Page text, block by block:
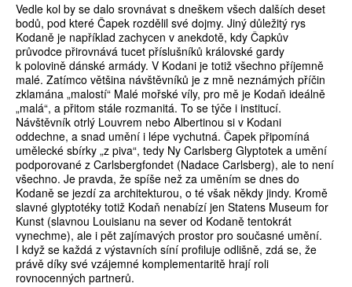
Vedle kol by se dalo srovnávat s dneškem všech dalších deset
bodů, pod které Čapek rozdělil své dojmy. Jiný důležitý rys
Kodaně je například zachycen v anekdotě, kdy Čapkův
průvodce přirovnává tucet příslušníků královské gardy
k polovině dánské armády. V Kodani je totiž všechno příjemně
malé. Zatímco většina návštěvníků je z mně neznámých příčin
zklamána „malostí“ Malé mořské víly, pro mě je Kodaň ideálně
„malá“, a přitom stále rozmanitá. To se týče i institucí.
Návštěvník otrlý Louvrem nebo Albertinou si v Kodani
oddechne, a snad umění i lépe vychutná. Čapek připomíná
umělecké sbírky „z piva“, tedy Ny Carlsberg Glyptotek a umění
podporované z Carlsbergfondet (Nadace Carlsberg), ale to není
všechno. Je pravda, že spíše než za uměním se dnes do
Kodaně se jezdí za architekturou, o té však někdy jindy. Kromě
slavné glyptotéky totiž Kodaň nenabízí jen Statens Museum for
Kunst (slavnou Louisianu na sever od Kodaně tentokrát
vynechme), ale i pět zajímavých prostor pro současné umění.
I když se každá z výstavních síní profiluje odlišně, zdá se, že
právě díky své vzájemné komplementaritě hrají roli
rovnocenných partnerů.